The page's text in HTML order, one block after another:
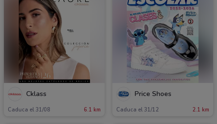
Cklass
Caduca el 31/08 6.1 km
Price Shoes
Caduca el 31/12 2.1 km